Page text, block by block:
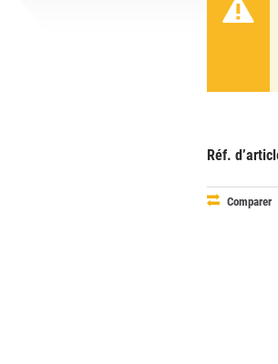
Réf.
Comparer